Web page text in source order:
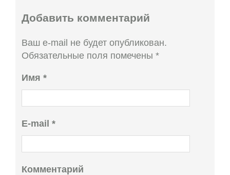
Добавить комментарий
Ваш e-mail не будет опубликован.
Обязательные поля помечены *
Имя *
E-mail *
Комментарий